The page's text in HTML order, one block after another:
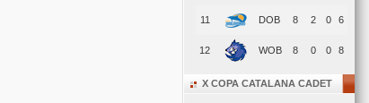
11 DOB 8 2 0 6
12 WOB 8 0 0 8
X COPA CATALANA CADET